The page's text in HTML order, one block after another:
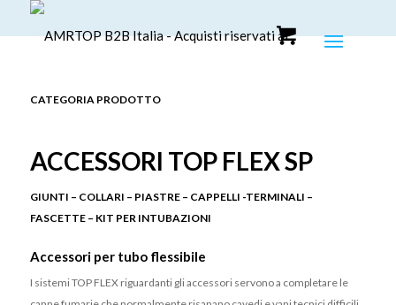
CATEGORIA PRODOTTO
ACCESSORI TOP FLEX SP
GIUNTI – COLLARI – PIASTRE – CAPPELLI -TERMINALI –
FASCETTE – KIT PER INTUBAZIONI
Accessori per tubo flessibile
I sistemi TOP FLEX riguardanti gli accessori servono a completare le